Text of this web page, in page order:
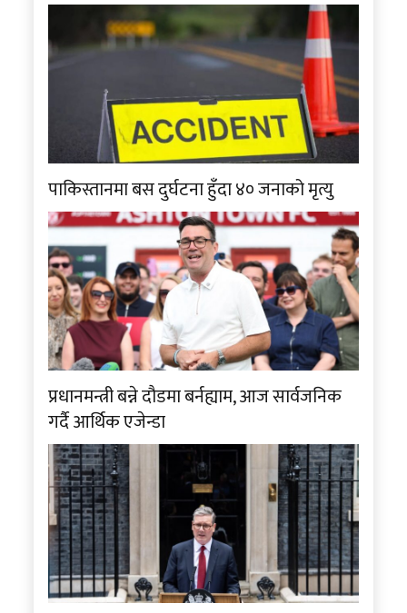
पाकिस्तानमा बस दुर्घटना हुँदा ४० जनाको मृत्यु
प्रधानमन्त्री बन्ने दौडमा बर्नह्याम, आज सार्वजनिक
गर्दै आर्थिक एजेन्डा